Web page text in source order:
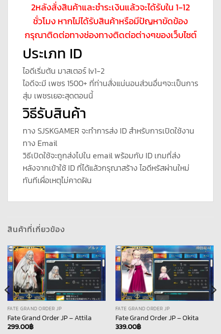
2หลังสั่งสินค้าและชำระเงินแล้วจะได้รับใน 1-12
ชั่วโมง หากไม่ได้รับสินค้าหรือมีปัญหาขัดข้อง
กรุณาติดต่อทางช่องทางติดต่อต่างๆของเว็บไซต์
ประเภท ID
ไอดีเริ่มต้น มาสเตอร์ lv1-2
ไอดีจะมี เพชร 1500+ ที่ท่านสั่งแน่นอนส่วนอื่นๆจะเป็นการ
สุ่ม เพชรเยอะสุดตอนนี้
วิธีรับสินค้า
ทาง SJSKGAMER จะทำการส่ง ID สำหรับการเปิดใช้งาน
ทาง Email
วิธีเปิดใช้จะถูกส่งไปใน email พร้อมกับ ID เกมที่ส่ง
หลังจากเข้าใช้ ID ที่ได้แล้วกรุณาสร้าง ไอดีหรัสผ่านใหม่
ทันทีเผื่อเหตุไม่คาดฝัน
สินค้าที่เกี่ยวข้อง
FATE GRAND ORDER JP
Fate Grand Order JP – Attila
299.00฿
FATE GRAND ORDER JP
Fate Grand Order JP – Okita
339.00฿